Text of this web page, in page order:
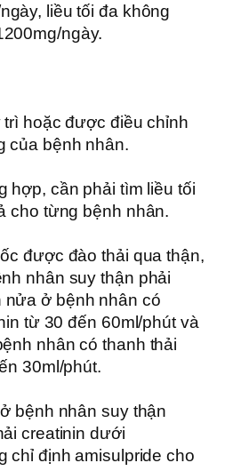
liều tối đa không
ngày.
hoặc được điều chỉnh
của bệnh nhân.
hợp, cần phải tìm liều tối
cho từng bệnh nhân.
được đào thải qua thận,
nhân suy thận phải
ở bệnh nhân có
từ 30 đến 60ml/phút và
nhân có thanh thải
30ml/phút.
bệnh nhân suy thận
creatinin dưới
chỉ định amisulpride cho